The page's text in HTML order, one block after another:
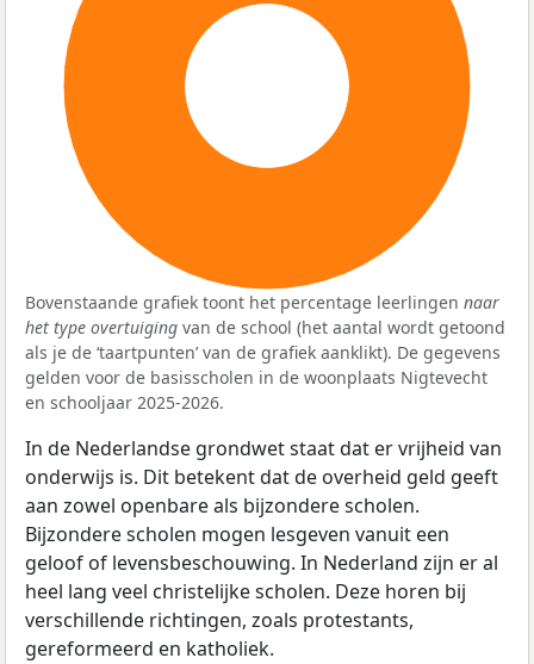
Bovenstaande grafiek toont het percentage leerlingen naar
het type overtuiging van de school (het aantal wordt getoond
als je de ‘taartpunten’ van de grafiek aanklikt). De gegevens
gelden voor de basisscholen in de woonplaats Nigtevecht
en schooljaar 2025-2026.
In de Nederlandse grondwet staat dat er vrijheid van
onderwijs is. Dit betekent dat de overheid geld geeft
aan zowel openbare als bijzondere scholen.
Bijzondere scholen mogen lesgeven vanuit een
geloof of levensbeschouwing. In Nederland zijn er al
heel lang veel christelijke scholen. Deze horen bij
verschillende richtingen, zoals protestants,
gereformeerd en katholiek.